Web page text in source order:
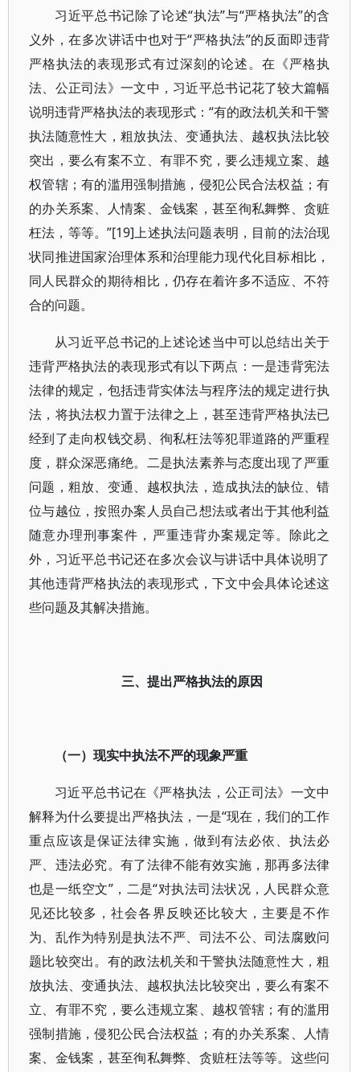
习近平总书记除了论述“执法”与“严格执法”的含
义外，在多次讲话中也对于“严格执法”的反面即违背
严格执法的表现形式有过深刻的论述。在《严格执
法、公正司法》一文中，习近平总书记花了较大篇幅
说明违背严格执法的表现形式：“有的政法机关和干警
执法随意性大，粗放执法、变通执法、越权执法比较
突出，要么有案不立、有罪不究，要么违规立案、越
权管辖；有的滥用强制措施，侵犯公民合法权益；有
的办关系案、人情案、金钱案，甚至徇私舞弊、贪赃
枉法，等等。”[19]上述执法问题表明，目前的法治现
状同推进国家治理体系和治理能力现代化目标相比，
同人民群众的期待相比，仍存在着许多不适应、不符
合的问题。
从习近平总书记的上述论述当中可以总结出关于
违背严格执法的表现形式有以下两点：一是违背宪法
法律的规定，包括违背实体法与程序法的规定进行执
法，将执法权力置于法律之上，甚至违背严格执法已
经到了走向权钱交易、徇私枉法等犯罪道路的严重程
度，群众深恶痛绝。二是执法素养与态度出现了严重
问题，粗放、变通、越权执法，造成执法的缺位、错
位与越位，按照办案人员自己想法或者出于其他利益
随意办理刑事案件，严重违背办案规定等。除此之
外，习近平总书记还在多次会议与讲话中具体说明了
其他违背严格执法的表现形式，下文中会具体论述这
些问题及其解决措施。
三、提出严格执法的原因
（一）现实中执法不严的现象严重
习近平总书记在《严格执法，公正司法》一文中
解释为什么要提出严格执法，一是“现在，我们的工作
重点应该是保证法律实施，做到有法必依、执法必
严、违法必究。有了法律不能有效实施，那再多法律
也是一纸空文”，二是“对执法司法状况，人民群众意
见还比较多，社会各界反映还比较大，主要是不作
为、乱作为特别是执法不严、司法不公、司法腐败问
题比较突出。有的政法机关和干警执法随意性大，粗
放执法、变通执法、越权执法比较突出，要么有案不
立、有罪不究，要么违规立案、越权管辖；有的滥用
强制措施，侵犯公民合法权益；有的办关系案、人情
案、金钱案，甚至徇私舞弊、贪赃枉法等等。这些问